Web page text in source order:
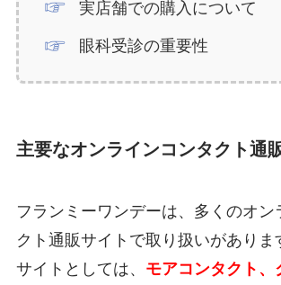
実店舗での購入について
眼科受診の重要性
主要なオンラインコンタクト通
フランミーワンデーは、多くのオン
クト通販サイトで取り扱いがありま
サイトとしては、 モアコンタクト、